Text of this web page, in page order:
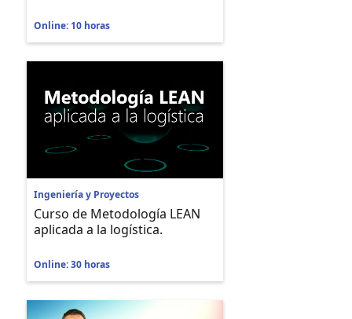
Online: 10 horas
Ingeniería y Proyectos
Curso de Metodología LEAN
aplicada a la logística.
Online: 30 horas